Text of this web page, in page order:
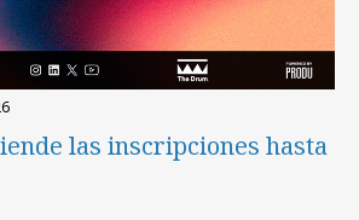
las inscripciones hasta